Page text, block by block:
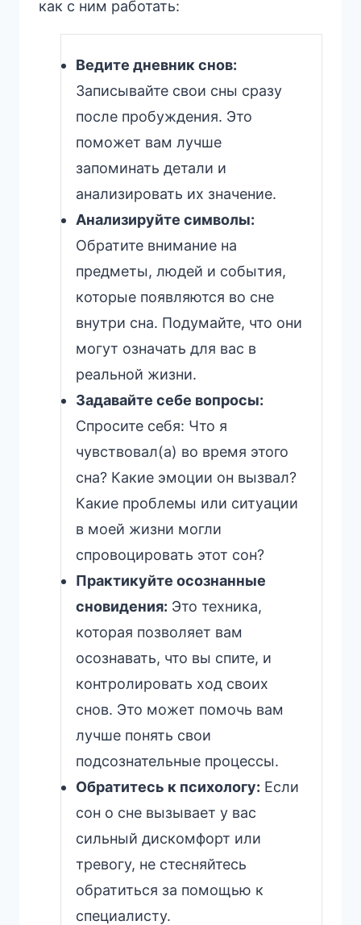
как с ним работать:
Ведите дневник снов:
Записывайте свои сны сразу
после пробуждения. Это
поможет вам лучше
запоминать детали и
анализировать их значение.
Анализируйте символы:
Обратите внимание на
предметы, людей и события,
которые появляются во сне
внутри сна. Подумайте, что они
могут означать для вас в
реальной жизни.
Задавайте себе вопросы:
Спросите себя: Что я
чувствовал(а) во время этого
сна? Какие эмоции он вызвал?
Какие проблемы или ситуации
в моей жизни могли
спровоцировать этот сон?
Практикуйте осознанные
сновидения: Это техника,
которая позволяет вам
осознавать, что вы спите, и
контролировать ход своих
снов. Это может помочь вам
лучше понять свои
подсознательные процессы.
Обратитесь к психологу: Если
сон о сне вызывает у вас
сильный дискомфорт или
тревогу, не стесняйтесь
обратиться за помощью к
специалисту.